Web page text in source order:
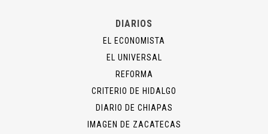
DIARIOS
EL ECONOMISTA
EL UNIVERSAL
REFORMA
CRITERIO DE HIDALGO
DIARIO DE CHIAPAS
IMAGEN DE ZACATECAS